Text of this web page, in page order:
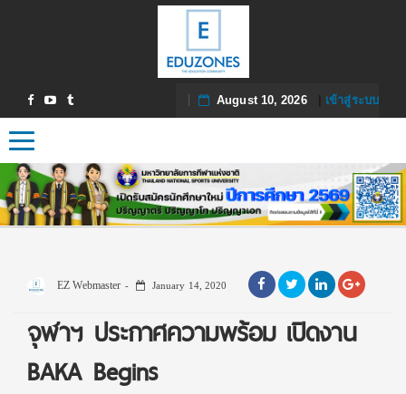
August 10, 2026| เข้าสู่ระบบ
Toggle navigation
EZ Webmaster January 14, 2020
จุฬาฯ ประกาศความพร้อม เปิดงาน
BAKA Begins